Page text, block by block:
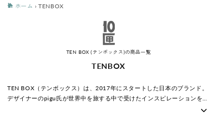
ホーム › TENBOX
TEN BOX (テンボックス)の商品一覧
コ
ク
シ
ョ
TENBOX
TEN BOX（テンボックス）は、2017年にスタートした日本のブランド。
デザイナーのpigu氏が世界中を旅する中で受けたインスピレーションを元
にその時着たい服を作るのがテーマ。 国内外で活躍する著名なアーティ